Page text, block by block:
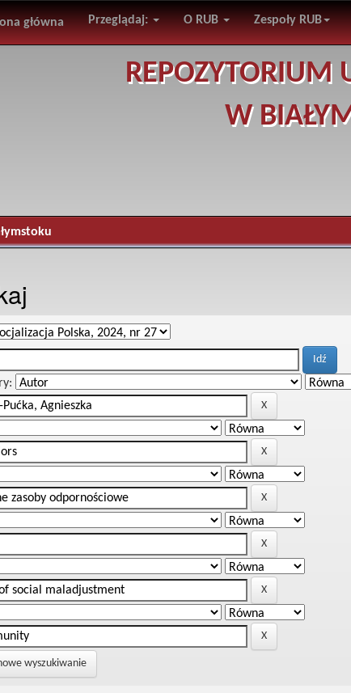
główna Przeglądaj: O RUB Zespoły RUB
REPOZYTORIUM
W
wyszukiwanie